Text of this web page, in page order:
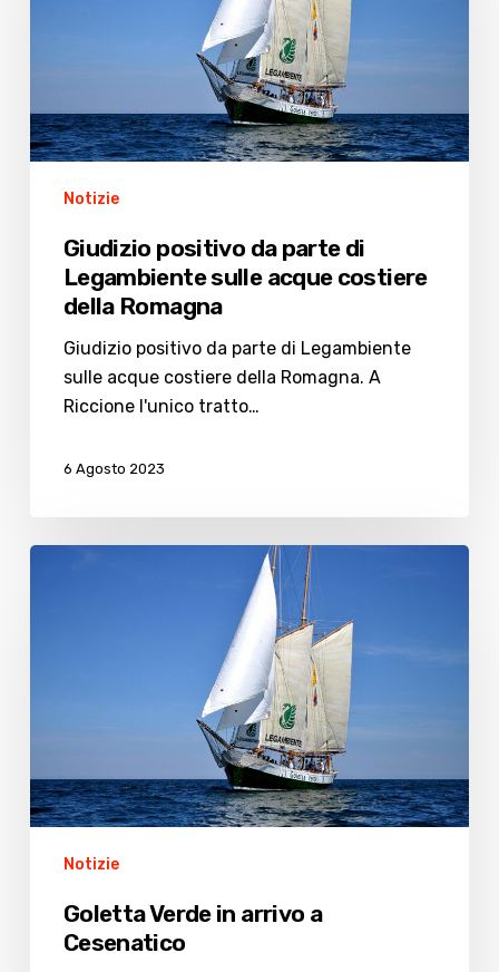
costiere
della
Notizie
Giudizio positivo da parte di
Legambiente sulle acque costiere
della Romagna
Giudizio positivo da parte di Legambiente
sulle acque costiere della Romagna. A
Riccione l'unico tratto…
6 Agosto 2023
Notizie
Goletta Verde in arrivo a
Cesenatico